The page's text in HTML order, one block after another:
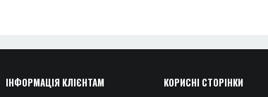
ІНФОРМАЦІЯ КЛІЄНТАМ КОРИСНІ СТОРІНКИ